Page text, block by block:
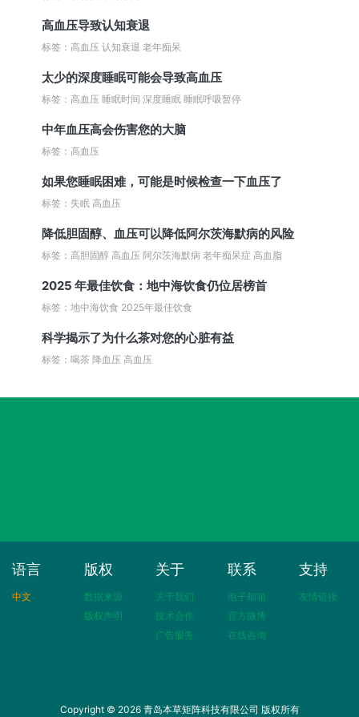
高血压导致认知衰退
标签：高血压 认知衰退 老年痴呆
太少的深度睡眠可能会导致高血压
标签：高血压 睡眠时间 深度睡眠 睡眠呼吸暂停
中年血压高会伤害您的大脑
标签：高血压
如果您睡眠困难，可能是时候检查一下血压了
标签：失眠 高血压
降低胆固醇、血压可以降低阿尔茨海默病的风险
标签：高胆固醇 高血压 阿尔茨海默病 老年痴呆症 高血脂
2025 年最佳饮食：地中海饮食仍位居榜首
标签：地中海饮食 2025年最佳饮食
科学揭示了为什么茶对您的心脏有益
标签：喝茶 降血压 高血压
语言
中文
版权
数据来源
版权声明
关于
关于我们
技术合作
广告服务
联系
电子邮箱
官方微博
在线咨询
支持
友情链接
Copyright © 2026 青岛本草矩阵科技有限公司 版权所有